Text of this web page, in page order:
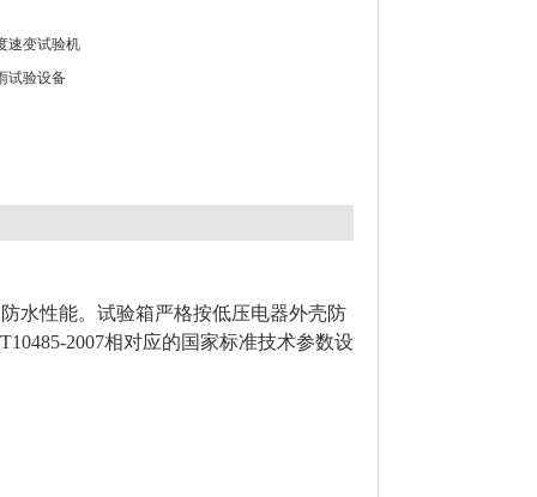
速变试验机
试验设备
水性能。试验箱严格按低压电器外壳防
2007相对应的国家标准技术参数设